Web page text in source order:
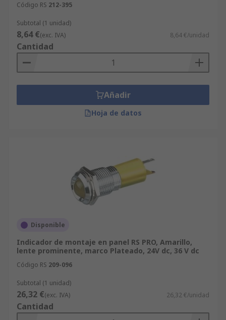
Código RS 212-395
Subtotal (1 unidad)
8,64 €(exc. IVA) 8,64 €/unidad
Cantidad
Añadir
Hoja de datos
Disponible
Indicador de montaje en panel RS PRO, Amarillo,
lente prominente, marco Plateado, 24V dc, 36 V dc
Código RS 209-096
Subtotal (1 unidad)
26,32 €(exc. IVA) 26,32 €/unidad
Cantidad